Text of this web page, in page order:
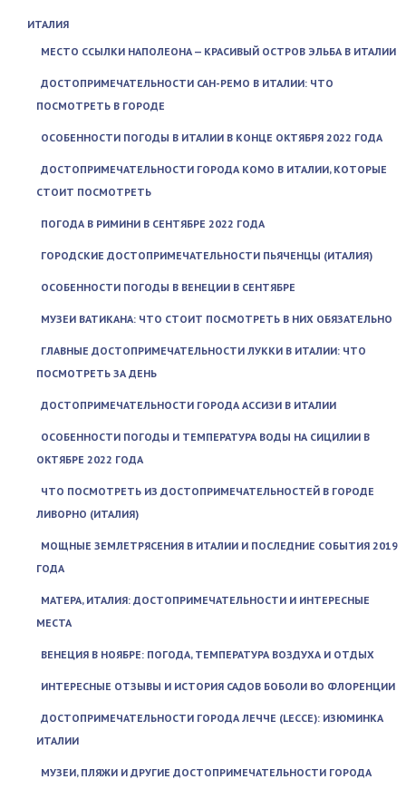
ИТАЛИЯ
МЕСТО ССЫЛКИ НАПОЛЕОНА — КРАСИВЫЙ ОСТРОВ ЭЛЬБА В ИТАЛИИ
ДОСТОПРИМЕЧАТЕЛЬНОСТИ САН-РЕМО В ИТАЛИИ: ЧТО
ПОСМОТРЕТЬ В ГОРОДЕ
ОСОБЕННОСТИ ПОГОДЫ В ИТАЛИИ В КОНЦЕ ОКТЯБРЯ 2022 ГОДА
ДОСТОПРИМЕЧАТЕЛЬНОСТИ ГОРОДА КОМО В ИТАЛИИ, КОТОРЫЕ
СТОИТ ПОСМОТРЕТЬ
ПОГОДА В РИМИНИ В СЕНТЯБРЕ 2022 ГОДА
ГОРОДСКИЕ ДОСТОПРИМЕЧАТЕЛЬНОСТИ ПЬЯЧЕНЦЫ (ИТАЛИЯ)
ОСОБЕННОСТИ ПОГОДЫ В ВЕНЕЦИИ В СЕНТЯБРЕ
МУЗЕИ ВАТИКАНА: ЧТО СТОИТ ПОСМОТРЕТЬ В НИХ ОБЯЗАТЕЛЬНО
ГЛАВНЫЕ ДОСТОПРИМЕЧАТЕЛЬНОСТИ ЛУККИ В ИТАЛИИ: ЧТО
ПОСМОТРЕТЬ ЗА ДЕНЬ
ДОСТОПРИМЕЧАТЕЛЬНОСТИ ГОРОДА АССИЗИ В ИТАЛИИ
ОСОБЕННОСТИ ПОГОДЫ И ТЕМПЕРАТУРА ВОДЫ НА СИЦИЛИИ В
ОКТЯБРЕ 2022 ГОДА
ЧТО ПОСМОТРЕТЬ ИЗ ДОСТОПРИМЕЧАТЕЛЬНОСТЕЙ В ГОРОДЕ
ЛИВОРНО (ИТАЛИЯ)
МОЩНЫЕ ЗЕМЛЕТРЯСЕНИЯ В ИТАЛИИ И ПОСЛЕДНИЕ СОБЫТИЯ 2019
ГОДА
МАТЕРА, ИТАЛИЯ: ДОСТОПРИМЕЧАТЕЛЬНОСТИ И ИНТЕРЕСНЫЕ
МЕСТА
ВЕНЕЦИЯ В НОЯБРЕ: ПОГОДА, ТЕМПЕРАТУРА ВОЗДУХА И ОТДЫХ
ИНТЕРЕСНЫЕ ОТЗЫВЫ И ИСТОРИЯ САДОВ БОБОЛИ ВО ФЛОРЕНЦИИ
ДОСТОПРИМЕЧАТЕЛЬНОСТИ ГОРОДА ЛЕЧЧЕ (LECCE): ИЗЮМИНКА
ИТАЛИИ
МУЗЕИ, ПЛЯЖИ И ДРУГИЕ ДОСТОПРИМЕЧАТЕЛЬНОСТИ ГОРОДА